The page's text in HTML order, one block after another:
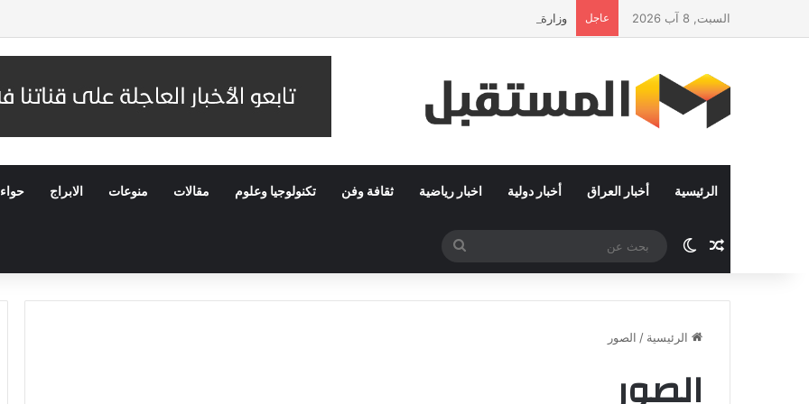
السبت, 8 آب 2026 عاجل وزارة التضامن الاجتماعي تطلق مبادرة ” بكرة المدرسة .. الخير في مصر” بالتعاون مع مؤسسة مصر الخير
الرئيسية أخبار العراق أخبار دولية اخبار رياضية ثقافة وفن تكنولوجيا وعلوم مقالات منوعات الابراج حواء
مقال عشوائي
الوضع المظلم
عن
الرئيسية / الصور